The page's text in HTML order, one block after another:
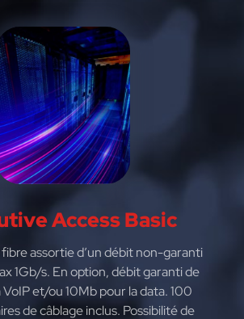
Access Basic
assortie d’un débit non-garanti
1Gb/s. En option, débit garanti de
et/ou 10Mb pour la data. 100
de câblage inclus. Possibilité de